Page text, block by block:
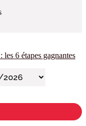
6 étapes gagnantes